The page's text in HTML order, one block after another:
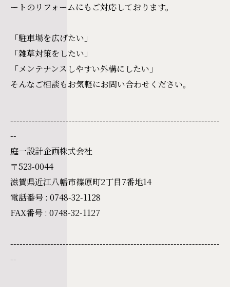
ートのリフォームにもご対応しております。
「駐車場を広げたい」
「雑草対策をしたい」
「メンテナンスしやすい外構にしたい」
そんなご相談もお気軽にお問い合わせください。
--------------------------------------------------------------------
--
庭一設計企画株式会社
〒523-0044
滋賀県近江八幡市篠原町2丁目7番地14
電話番号 : 0748-32-1128
FAX番号 : 0748-32-1127
--------------------------------------------------------------------
--